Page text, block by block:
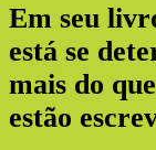
Em seu
está se
mais do
estão